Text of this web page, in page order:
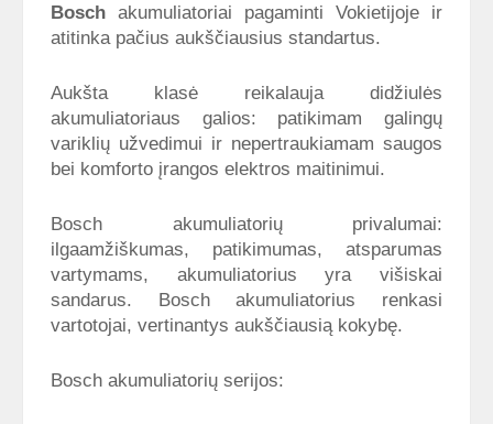
Bosch akumuliatoriai pagaminti Vokietijoje ir
atitinka pačius aukščiausius standartus.
Aukšta klasė reikalauja didžiulės
akumuliatoriaus galios: patikimam galingų
variklių užvedimui ir nepertraukiamam saugos
bei komforto įrangos elektros maitinimui.
Bosch akumuliatorių privalumai:
ilgaamžiškumas, patikimumas, atsparumas
vartymams, akumuliatorius yra višiskai
sandarus. Bosch akumuliatorius renkasi
vartotojai, vertinantys aukščiausią kokybę.
Bosch akumuliatorių serijos: